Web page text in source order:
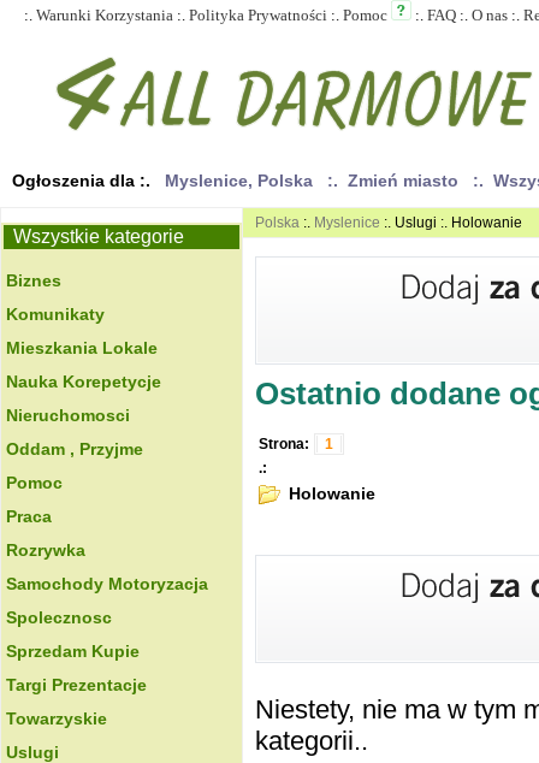
:. Warunki Korzystania :. Polityka Prywatności :. Pomoc :. FAQ :. O nas :.
Ogłoszenia dla :. Myslenice, Polska :. Zmień miasto :.
Wszystkie kategorie
Biznes
Komunikaty
Mieszkania Lokale
Nauka Korepetycje
Nieruchomosci
Oddam , Przyjme
Pomoc
Praca
Rozrywka
Samochody Motoryzacja
Spolecznosc
Sprzedam Kupie
Targi Prezentacje
Towarzyskie
Uslugi
Polska :. Myslenice :. Uslugi :. Holowanie
Ostatnio dodane
Strona:
1
.:
Holowanie
Niestety, nie ma w tym
kategorii..